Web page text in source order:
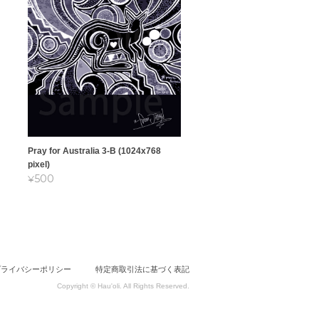
Pray for Australia 3-B (1024x768
pixel)
¥500
イバシーポリシー 特定商取引法に基づく表記
Copyright © Hau'oli. All Rights Reserved.